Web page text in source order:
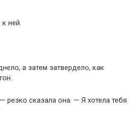
ней.
а затем затвердело, как
сказала она. — Я хотела тебя